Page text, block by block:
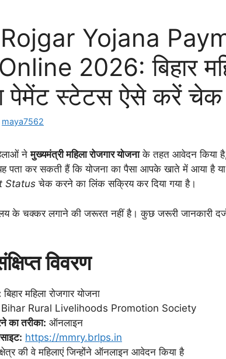
Yojana
2026: बिहार
पेमेंट स्टेटस ऐसे करें चेक
maya7562
नेमुख्यमंत्री महिला रोजगार योजनाके तहत आवेदन किया
पता कर सकती हैं कि योजना का पैसा आपके खाते में आया है
Statusचेक करने का लिंक सक्रिय कर दिया गया है।
के चक्कर लगाने की जरूरत नहीं है। कुछ जरूरी जानकारी
विवरण
बिहार महिला रोजगार योजना
Bihar Rural Livelihoods Promotion Society
का तरीका: ऑनलाइन
https://mmry.brlps.in
की वे महिलाएं जिन्होंने ऑनलाइन आवेदन किया है